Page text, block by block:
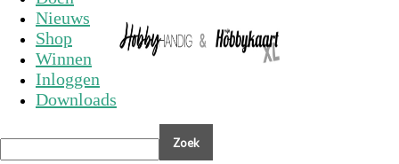
Nieuws
Shop
Winnen
Inloggen
Downloads